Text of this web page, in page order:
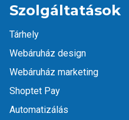
Szolgáltatások
Tárhely
Webáruház design
Webáruház marketing
Shoptet Pay
Automatizálás